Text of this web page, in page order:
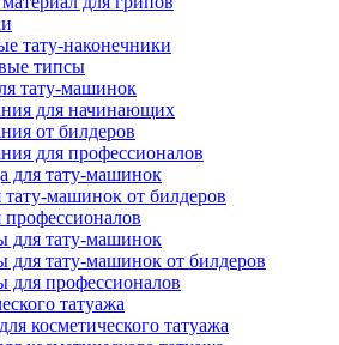
тату-наконечники
типсы
тату-машинок
для начинающих
от билдеров
для профессионалов
для тату-машинок
машинок от билдеров
для тату-машинок
для тату-машинок от билдеров
для профессионалов
татуажа
косметического татуажа